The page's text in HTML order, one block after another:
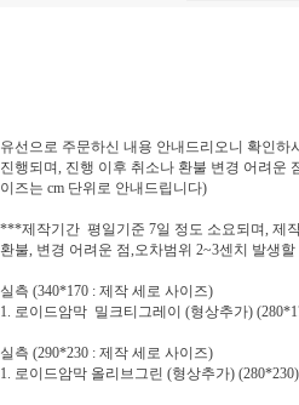
유선으로 주문하신 내용 안내드리오니 확인하
진행되며, 진행 이후 취소나 환불 변경 어려운
이즈는 cm 단위로 안내드립니다)
***제작기간 평일기준 7일 정도 소요되며, 제
환불, 변경 어려운 점,오차범위 2~3센치 발생
실측 (340*170 : 제작 세로 사이즈)
1. 로이드암막 밀크티그레이 (형상추가)
실측 (290*230 : 제작 세로 사이즈)
1. 로이드암막 올리브그린 (형상추가)